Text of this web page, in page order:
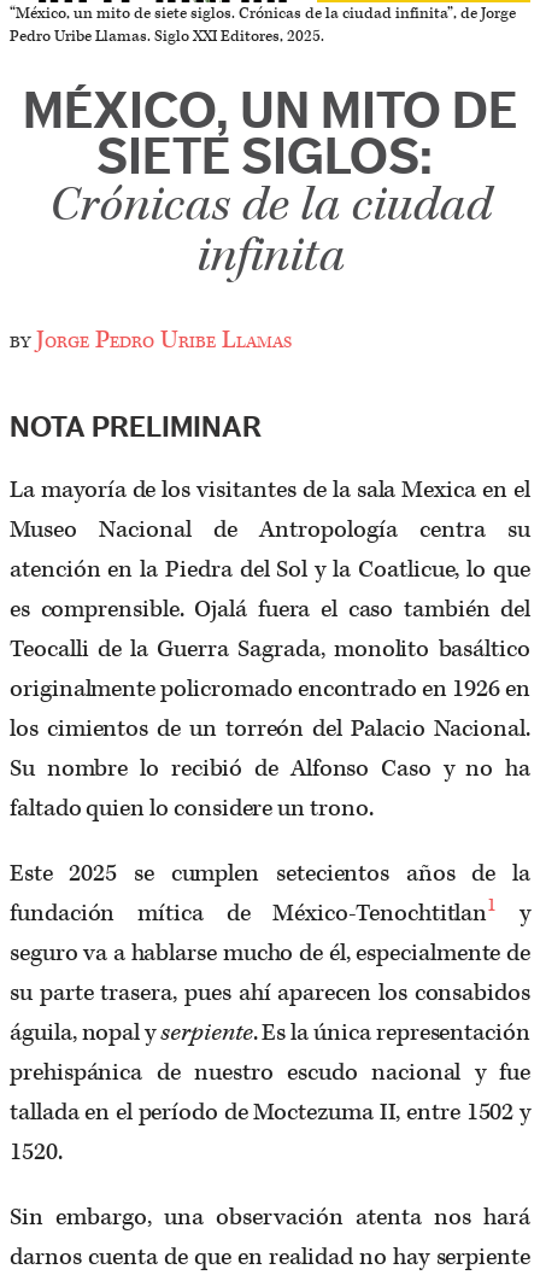
“México, un mito de siete siglos. Crónicas de la ciudad infinita”, de Jorge
Pedro Uribe Llamas. Siglo XXI Editores, 2025.
MÉXICO, UN MITO DE
SIETE SIGLOS:
Crónicas de la ciudad
infinita
byJorge Pedro Uribe Llamas
NOTA PRELIMINAR
La mayoría de los visitantes de la sala Mexica en el
Museo Nacional de Antropología centra su
atención en la Piedra del Sol y la Coatlicue, lo que
es comprensible. Ojalá fuera el caso también del
Teocalli de la Guerra Sagrada, monolito basáltico
originalmente policromado encontrado en 1926 en
los cimientos de un torreón del Palacio Nacional.
Su nombre lo recibió de Alfonso Caso y no ha
faltado quien lo considere un trono.
Este 2025 se cumplen setecientos años de la
fundación mítica de México-Tenochtitlan1
y
seguro va a hablarse mucho de él, especialmente de
su parte trasera, pues ahí aparecen los consabidos
águila, nopal yserpiente. Es la única representación
prehispánica de nuestro escudo nacional y fue
tallada en el período de Moctezuma II, entre 1502 y
1520.
Sin embargo, una observación atenta nos hará
darnos cuenta de que en realidad no hay serpiente